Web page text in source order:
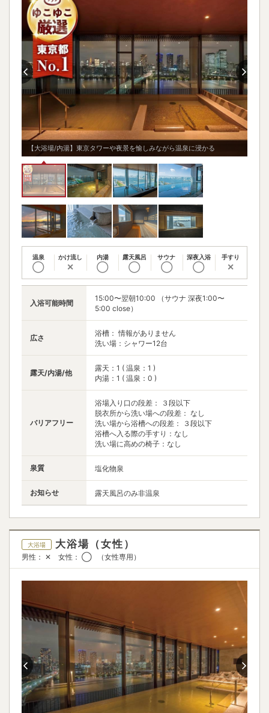
【大浴場/内湯】東京タワーや夜景を愉しみながら温泉に浸かる
温泉
◯
かけ流し
✕
内湯
◯
露天風呂
◯
サウナ
◯
深夜入浴
◯
手すり
✕
入浴可能時間
15:00〜翌朝10:00 （サウナ 深夜1:00〜
5:00 close）
広さ
浴槽： 情報がありません
洗い場：シャワー12台
露天/内湯/他
露天：1 ( 温泉：1 )
内湯：1 ( 温泉：0 )
バリアフリー
浴場入り口の段差： ３段以下
脱衣所から洗い場への段差： なし
洗い場から浴槽への段差： ３段以下
浴槽へ入る際の手すり：なし
洗い場に高めの椅子：なし
泉質 塩化物泉
お知らせ 露天風呂のみ非温泉
大浴場 大浴場（女性）
男性： ✕ 女性： ◯ （女性専用）